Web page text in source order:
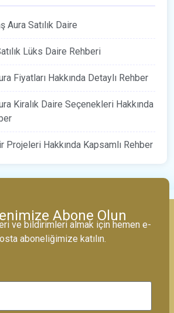
Aura Satılık Daire
Lüks Daire Rehberi
Fiyatları Hakkında Detaylı Rehber
Kiralık Daire Seçenekleri Hakkında
Projeleri Hakkında Kapsamlı Rehber
Abone Olun
ve bildirimleri almak için hemen e-
aboneliğimize katılın.